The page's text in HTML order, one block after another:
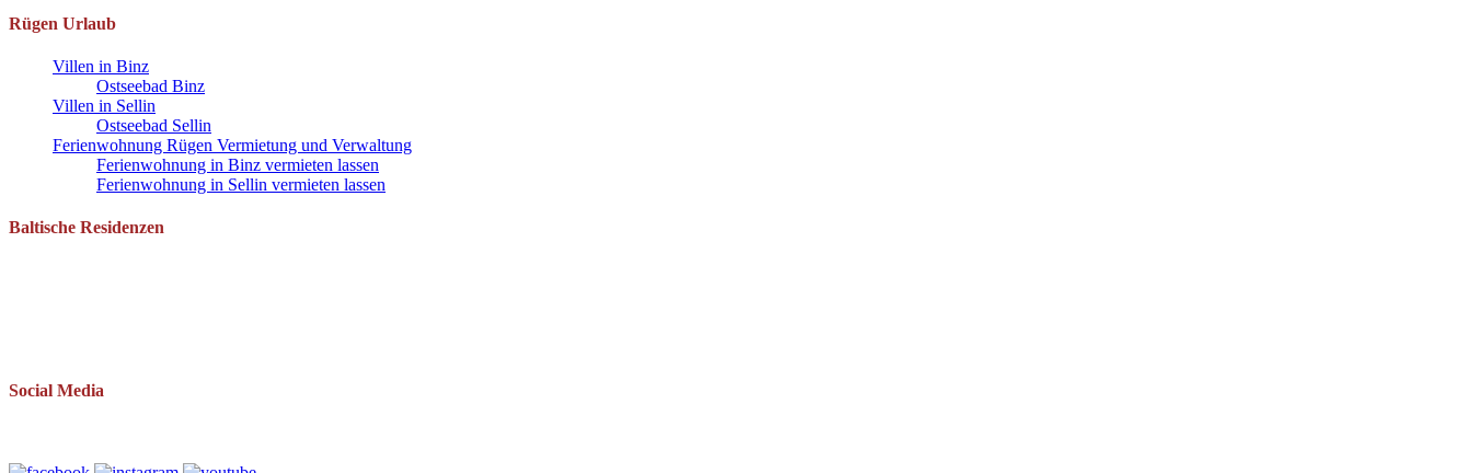
Rügen Urlaub
Villen in Binz
Ostseebad Binz
Villen in Sellin
Ostseebad Sellin
Ferienwohnung Rügen Vermietung und Verwaltung
Ferienwohnung in Binz vermieten lassen
Ferienwohnung in Sellin vermieten lassen
Baltische Residenzen
Social Media